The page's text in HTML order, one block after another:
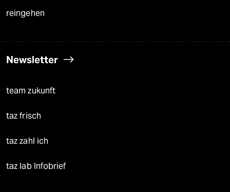
reingehen
Newsletter
team zukunft
taz frisch
taz zahl ich
taz lab Infobrief